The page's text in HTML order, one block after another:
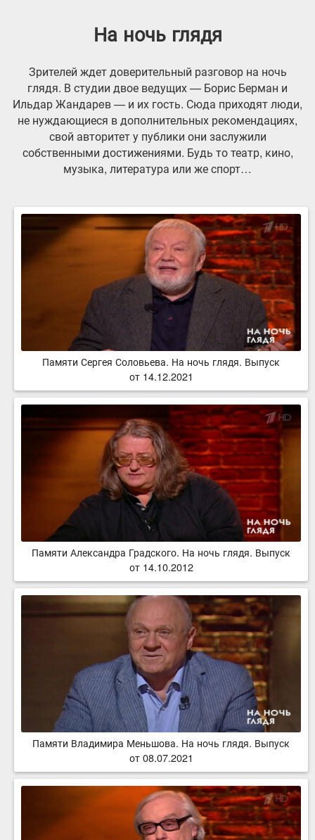
На ночь глядя
Зрителей ждет доверительный разговор на ночь
глядя. В студии двое ведущих — Борис Берман и
Ильдар Жандарeв — и их гость. Сюда приходят люди,
не нуждающиеся в дополнительных рекомендациях,
свой авторитет у публики они заслужили
собственными достижениями. Будь то театр, кино,
музыка, литература или же спорт…
Памяти Сергея Соловьева. На ночь глядя. Выпуск
от 14.12.2021
Памяти Александра Градского. На ночь глядя. Выпуск
от 14.10.2012
Памяти Владимира Меньшова. На ночь глядя. Выпуск
от 08.07.2021